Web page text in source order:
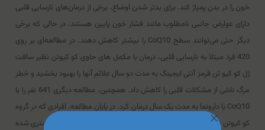
خون را در بدن پمپاژ کند. برای بدتر شدن اوضاع، برخی از درمان‌های نارسایی قلبی
دارای عوارض جانبی نامطلوب مانند فشار خون پایین هستند، در حالی که برخی
دیگر حتی می‌توانند سطح CoQ10 را بیشتر کاهش دهند. در مطالعه‌ای بر روی
420 فرد مبتلا به نارسایی قلبی، درمان با مکمل های حاوی کو کیوتن نظیر سافت
ژل کو کیو تن قرمز آنتی ایجینگ به مدت دو سال علائم آنها را بهبود بخشید و خطر
مرگ ناشی از مشکلات قلبی را کاهش داد. همچنین، مطالعه دیگری 641 نفر را با
CoQ10 یا دارونما به مدت یک سال درمان کرد. در پایان مطالعه، افرادی که در گروه
کو کیوتن بودند، کمتر به دلیل بدتر شدن نارسایی قلبی در بیمارستان بستری شده